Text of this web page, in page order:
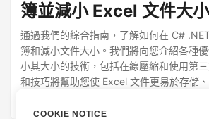
簿並減小 Excel 文件大小
通過我們的綜合指南，了解如何在 C#
簿和減小文件大小。我們將向您介紹各種
小其大小的技術，包括在線壓縮和使用第
和技巧將幫助您使 Excel 文件更易於存儲
COOKIE NOTICE